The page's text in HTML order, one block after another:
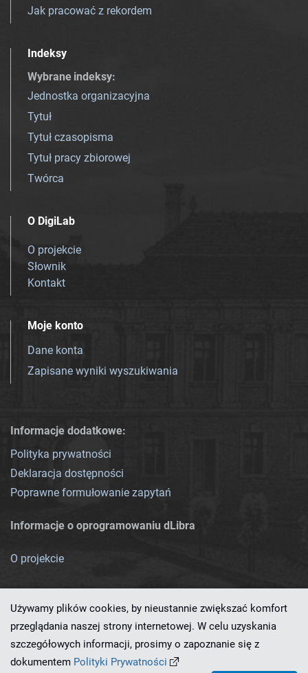
Jak pracować z rekordem
Indeksy
Wybrane indeksy:
Jednostka organizacyjna
Tytuł
Tytuł czasopisma
Tytuł pracy zbiorowej
Twórca
O DigiLab
O projekcie
Słownik
Kontakt
Moje konto
Dane konta
Zapisane wyniki wyszukiwania
Informacje dodatkowe:
Polityka prywatności
Deklaracja dostępności
Poprawne formułowanie zapytań
Informacje o oprogramowaniu dLibra
O projekcie
Ten serwis działa dzięki oprogramowaniu
Używamy plików cookies, by nieustannie zwiększać komfort
przeglądania naszej strony internetowej. W celu uzyskania
szczegółowych informacji, prosimy o zapoznanie się z
dokumentem Polityki Prywatności